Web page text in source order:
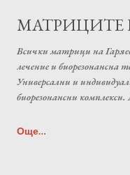
Пропускане
МАТРИЦИТЕ
Всички матрици на
лечение и биорезонансна
Универсални и
биорезонансни
Още…